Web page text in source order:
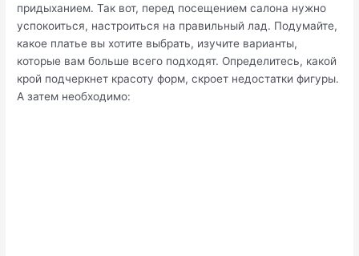
придыханием. Так вот, перед посещением салона нужно
успокоиться, настроиться на правильный лад. Подумайте,
какое платье вы хотите выбрать, изучите варианты,
которые вам больше всего подходят. Определитесь, какой
крой подчеркнет красоту форм, скроет недостатки фигуры.
А затем необходимо: